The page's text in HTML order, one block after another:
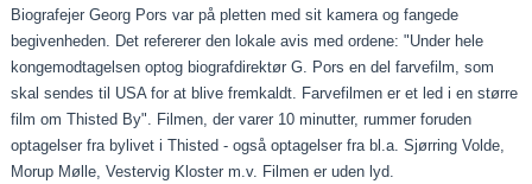
Biografejer Georg Pors var på pletten med sit kamera og fangede
begivenheden. Det refererer den lokale avis med ordene: "Under hele
kongemodtagelsen optog biografdirektør G. Pors en del farvefilm, som
skal sendes til USA for at blive fremkaldt. Farvefilmen er et led i en større
film om Thisted By". Filmen, der varer 10 minutter, rummer foruden
optagelser fra bylivet i Thisted - også optagelser fra bl.a. Sjørring Volde,
Morup Mølle, Vestervig Kloster m.v. Filmen er uden lyd.